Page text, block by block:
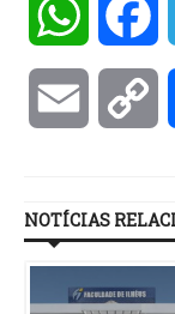
Email
NOTÍCIAS